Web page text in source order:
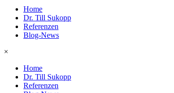
Home
Dr. Till Sukopp
Referenzen
Blog-News
×
Home
Dr. Till Sukopp
Referenzen